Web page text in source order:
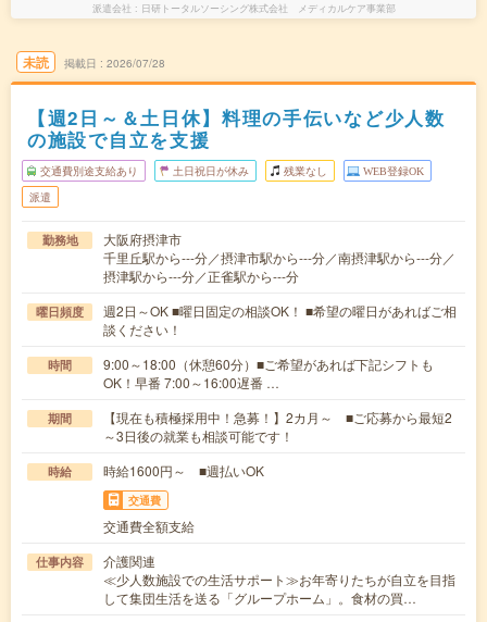
派遣会社 日研トータルソーシング株式会社 メディカルケア事業部
未読 掲載日 2026/07/28
【週2日～＆土日休】料理の手伝いなど少人数
の施設で自立を支援
交通費別途支給あり 土日祝日が休み 残業なし WEB登録OK
派遣
勤務地
大阪府摂津市
千里丘駅から---分／摂津市駅から---分／南摂津駅から---分／
摂津駅から---分／正雀駅から---分
曜日頻度
週2日～OK ■曜日固定の相談OK！ ■希望の曜日があればご相
談ください！
時間
9:00～18:00（休憩60分）■ご希望があれば下記シフトも
OK！早番 7:00～16:00遅番 …
期間
【現在も積極採用中！急募！】2カ月～ ■ご応募から最短2
～3日後の就業も相談可能です！
時給 時給1600円～ ■週払いOK
交通費
交通費全額支給
仕事内容
介護関連
≪少人数施設での生活サポート≫お年寄りたちが自立を目指
して集団生活を送る「グループホーム」。食材の買…